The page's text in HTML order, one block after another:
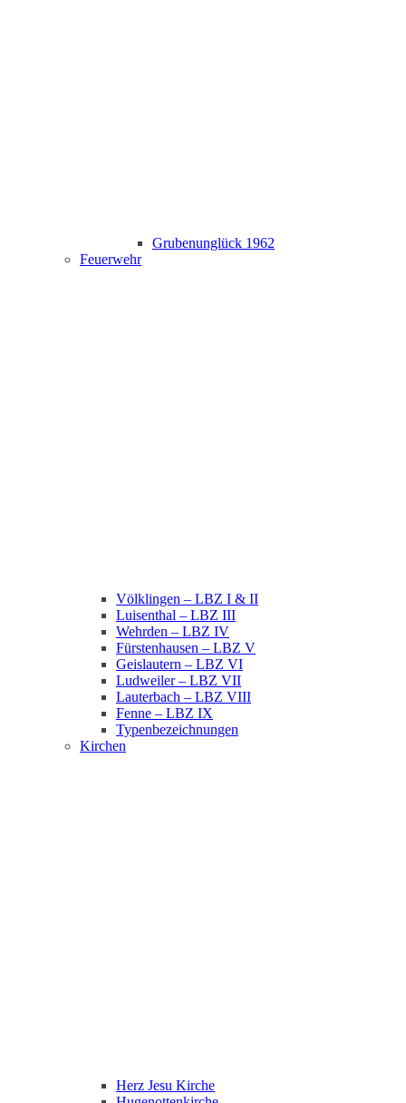
Grubenunglück 1962
Feuerwehr
Völklingen – LBZ I & II
Luisenthal – LBZ III
Wehrden – LBZ IV
Fürstenhausen – LBZ V
Geislautern – LBZ VI
Ludweiler – LBZ VII
Lauterbach – LBZ VIII
Fenne – LBZ IX
Typenbezeichnungen
Kirchen
Herz Jesu Kirche